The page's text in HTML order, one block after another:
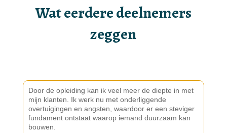
Wat eerdere deelnemers
zeggen
Door de opleiding kan ik veel meer de diepte in met
mijn klanten. Ik werk nu met onderliggende
overtuigingen en angsten, waardoor er een steviger
fundament ontstaat waarop iemand duurzaam kan
bouwen.